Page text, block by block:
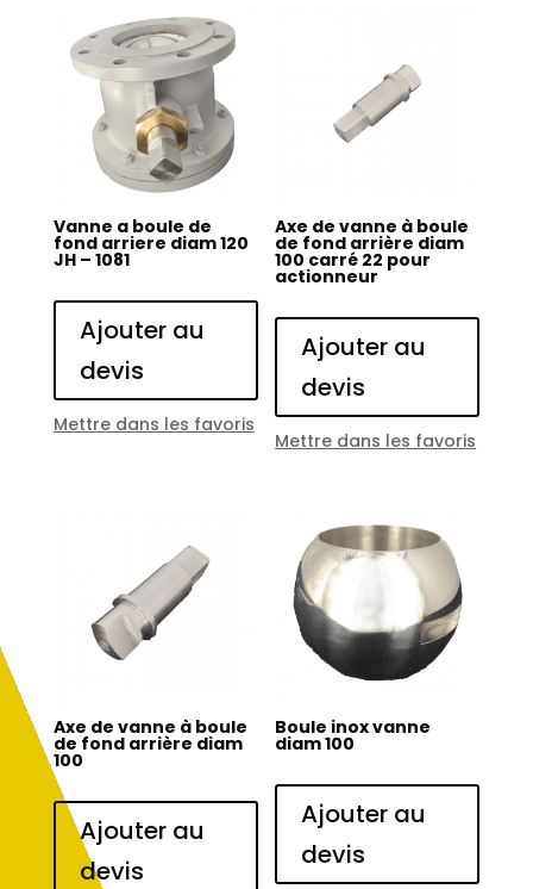
Vanne a boule de
fond arriere diam 120
JH – 1081
Ajouter au
devis
Mettre dans les favoris
Axe de vanne à boule
de fond arrière diam
100 carré 22 pour
actionneur
Ajouter au
devis
Mettre dans les favoris
Axe de vanne à boule
de fond arrière diam
100
Ajouter au
devis
Boule inox vanne
diam 100
Ajouter au
devis